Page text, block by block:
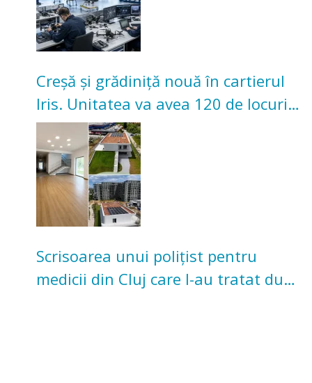
Creșă și grădiniță nouă în cartierul
Iris. Unitatea va avea 120 de locuri
pentru copii
Scrisoarea unui polițist pentru
medicii din Cluj care l-au tratat după